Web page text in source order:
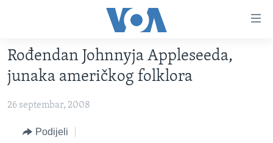
glavni
sadržaj
Pređi
na
navigaciju
FOTOGRAFIJE DANA
VIJESTI
Rođendan Johnnyja Appleseeda,
junaka američkog folklora
26 septembar, 2008
Podijeli